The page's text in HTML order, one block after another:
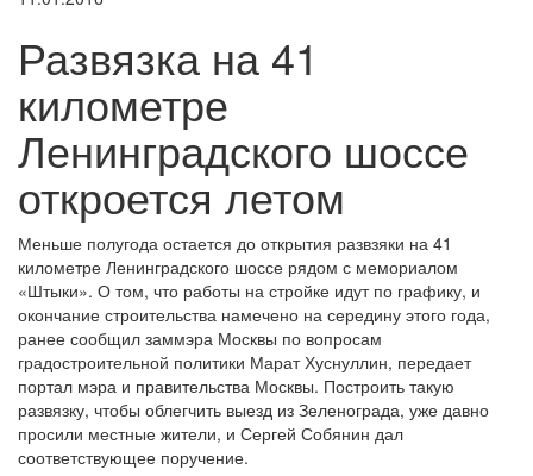
Развязка на 41
километре
Ленинградского шоссе
откроется летом
Меньше полугода остается до открытия развзяки на 41
километре Ленинградского шоссе рядом с мемориалом
«Штыки». О том, что работы на стройке идут по графику, и
окончание строительства намечено на середину этого года,
ранее сообщил заммэра Москвы по вопросам
градостроительной политики Марат Хуснуллин, передает
портал мэра и правительства Москвы. Построить такую
развязку, чтобы облегчить выезд из Зеленограда, уже давно
просили местные жители, и Сергей Собянин дал
соответствующее поручение.